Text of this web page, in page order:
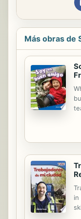
Más obras de
in